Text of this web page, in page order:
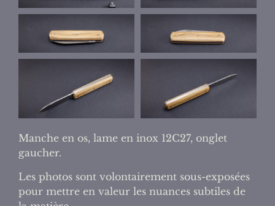
Manche en os, lame en inox 12C27, onglet
gaucher.
Les photos sont volontairement sous-exposées
pour mettre en valeur les nuances subtiles de